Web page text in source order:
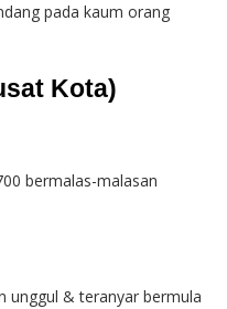
pada kaum orang
Kota)
bermalas-malasan
unggul & teranyar bermula